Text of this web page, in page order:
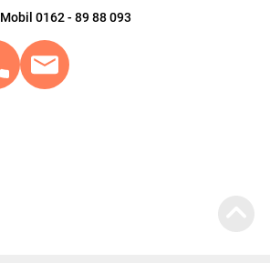
Mobil 0162 - 89 88 093